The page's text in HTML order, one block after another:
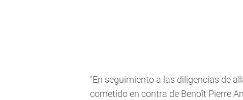
"En seguimiento a las diligencias de
cometido en contra de Benoît Pierre